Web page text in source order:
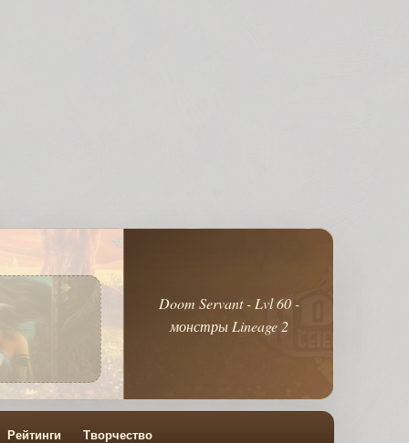
Doom Servant - Lvl 60 -
монстры Lineage 2
Рейтинги Творчество